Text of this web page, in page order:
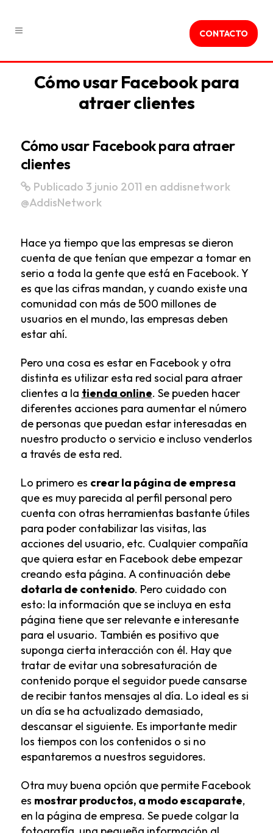
CONTACTO
Cómo usar Facebook para
atraer clientes
Cómo usar Facebook para atraer
clientes
Publicado 3 junio 2011 en addisnetwork
@AddisNetwork
Hace ya tiempo que las empresas se dieron
cuenta de que tenían que empezar a tomar en
serio a toda la gente que está en Facebook. Y
es que las cifras mandan, y cuando existe una
comunidad con más de 500 millones de
usuarios en el mundo, las empresas deben
estar ahí.
Pero una cosa es estar en Facebook y otra
distinta es utilizar esta red social para atraer
clientes a la tienda online. Se pueden hacer
diferentes acciones para aumentar el número
de personas que puedan estar interesadas en
nuestro producto o servicio e incluso venderlos
a través de esta red.
Lo primero es crear la página de empresa
que es muy parecida al perfil personal pero
cuenta con otras herramientas bastante útiles
para poder contabilizar las visitas, las
acciones del usuario, etc. Cualquier compañía
que quiera estar en Facebook debe empezar
creando esta página. A continuación debe
dotarla de contenido. Pero cuidado con
esto: la información que se incluya en esta
página tiene que ser relevante e interesante
para el usuario. También es positivo que
suponga cierta interacción con él. Hay que
tratar de evitar una sobresaturación de
contenido porque el seguidor puede cansarse
de recibir tantos mensajes al día. Lo ideal es si
un día se ha actualizado demasiado,
descansar el siguiente. Es importante medir
los tiempos con los contenidos o si no
espantaremos a nuestros seguidores.
Otra muy buena opción que permite Facebook
es mostrar productos, a modo escaparate,
en la página de empresa. Se puede colgar la